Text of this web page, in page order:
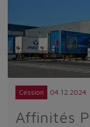
Cession 04.12.2024
Affinités